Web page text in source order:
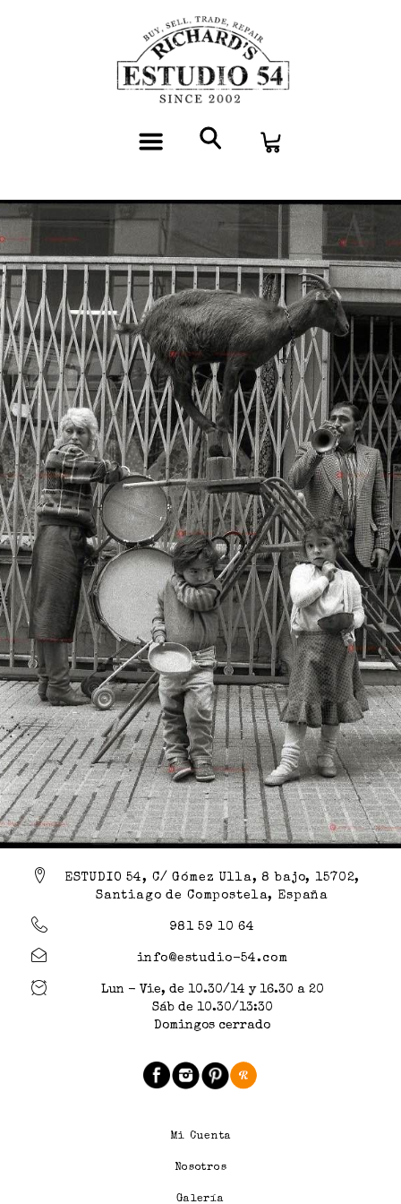
ESTUDIO 54, C/ Gómez Ulla, 8 bajo, 15702,
Santiago de Compostela, España
981 59 10 64
info@estudio-54.com
Lun - Vie, de 10.30/14 y 16.30 a 20
Sáb de 10.30/13:30
Domingos cerrado
Mi Cuenta
Nosotros
Galería